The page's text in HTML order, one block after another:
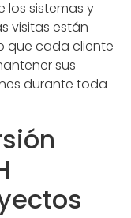
los sistemas y
visitas están
que cada cliente
sus
durante toda